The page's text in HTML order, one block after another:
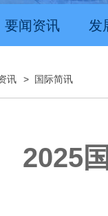
要闻资讯 发
讯 > 国际简讯
2025